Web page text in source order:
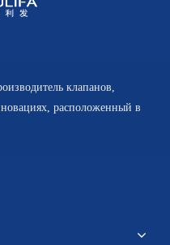
клапанов,
расположенный в